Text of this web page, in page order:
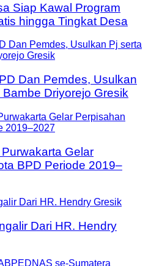
Siap Kawal Program
hingga Tingkat Desa
Dan Pemdes, Usulkan
Driyorejo Gresik
Gelar
BPD Periode 2019–
Dari HR. Hendry